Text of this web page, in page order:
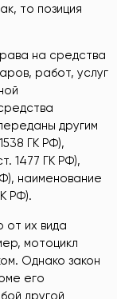
то позиция
на средства
работ, услуг
другим
ГК РФ),
1477 ГК РФ),
наименование
РФ).
от их вида
мотоцикл
Однако закон
его
другой